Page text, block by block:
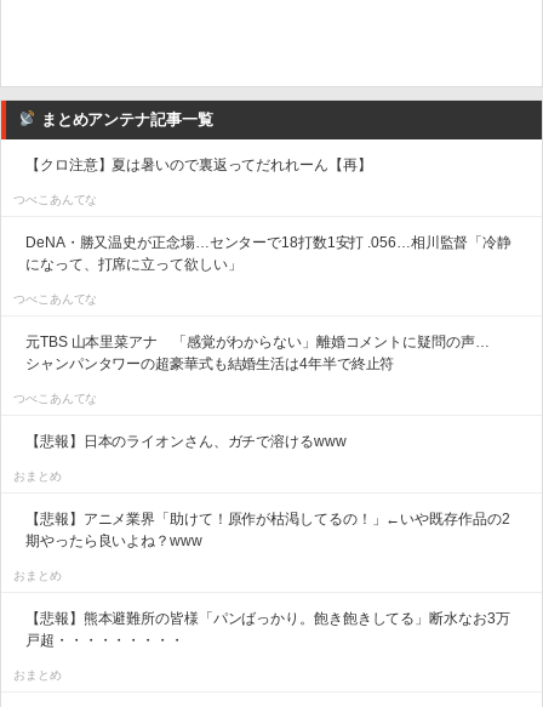
まとめアンテナ記事一覧
【クロ注意】夏は暑いので裏返ってだれれーん【再】
つべこあんてな
DeNA・勝又温史が正念場…センターで18打数1安打 .056…相川監督「冷静
になって、打席に立って欲しい」
つべこあんてな
元TBS 山本里菜アナ 「感覚がわからない」離婚コメントに疑問の声…
シャンパンタワーの超豪華式も結婚生活は4年半で終止符
つべこあんてな
【悲報】日本のライオンさん、ガチで溶けるwww
おまとめ
【悲報】アニメ業界「助けて！原作が枯渇してるの！」←いや既存作品の2
期やったら良いよね？www
おまとめ
【悲報】熊本避難所の皆様「パンばっかり。飽き飽きしてる」断水なお3万
戸超・・・・・・・・・
おまとめ